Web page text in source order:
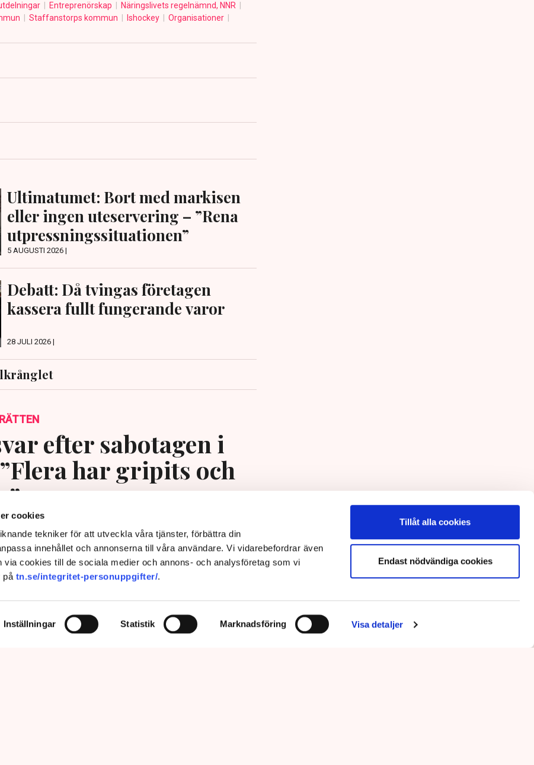
cookies
tekniker för att utveckla våra tjänster, förbättra din
innehållet och annonserna till våra användare. Vi vidarebefordrar även
via cookies till de sociala medier och annons- och analysföretag som vi
på tn.se/integritet-personuppgifter/.
Inställningar Statistik Marknadsföring Visa detaljer
Tillåt alla cookies
Endast nödvändiga cookies
Entreprenörskap
Näringslivets regelnämnd, NNR
Staffanstorps kommun Ishockey
Organisationer
Ultimatumet: Bort med markisen
eller ingen uteservering – ”Rena
utpressningssituationen”
5 AUGUSTI 2026 |
Debatt: Då tvingas företagen
kassera fullt fungerande varor
28 JULI 2026 |
efter sabotagen i
har gripits och